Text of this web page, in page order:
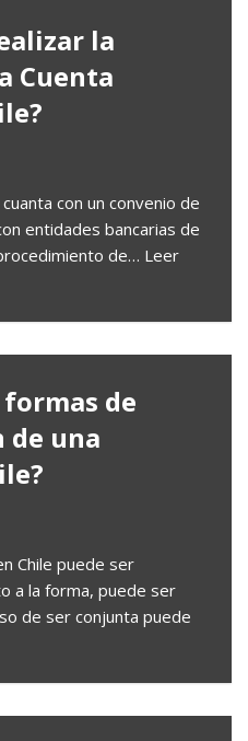
la
Cuenta
con un convenio de
entidades bancarias de
de… Leer
formas de
una
Chile puede ser
a la forma, puede ser
de ser conjunta puede